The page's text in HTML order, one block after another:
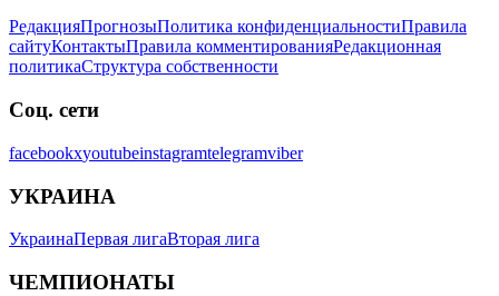
РедакцияПрогнозыПолитика конфиденциальностиПравила
сайтуКонтактыПравила комментированияРедакционная
политикаСтруктура собственности
Соц. сети
facebookxyoutubeinstagramtelegramviber
УКРАИНА
УкраинаПервая лигаВторая лига
ЧЕМПИОНАТЫ